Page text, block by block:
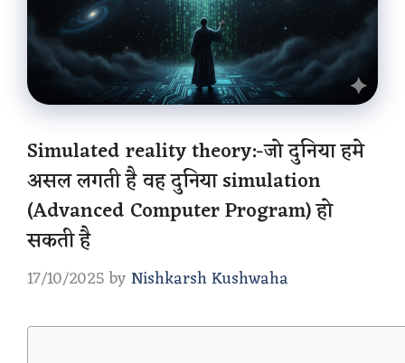
Simulated reality theory:-जो दुनिया हमे
असल लगती है वह दुनिया simulation
(Advanced Computer Program) हो
सकती है
17/10/2025 byNishkarsh Kushwaha